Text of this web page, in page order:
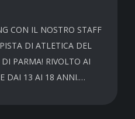
CON IL NOSTRO STAFF
DI ATLETICA DEL
PARMA! RIVOLTO AI
DAI 13 AI 18 ANNI.…